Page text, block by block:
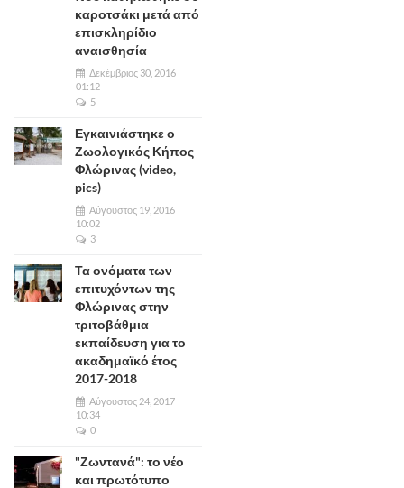
καροτσάκι μετά από
επισκληρίδιο
αναισθησία
Δεκέμβριος 30, 2016
01:12
5
Εγκαινιάστηκε ο
Ζωολογικός Κήπος
Φλώρινας (video,
pics)
Αύγουστος 19, 2016
10:02
3
Τα ονόματα των
επιτυχόντων της
Φλώρινας στην
τριτοβάθμια
εκπαίδευση για το
ακαδημαϊκό έτος
2017-2018
Αύγουστος 24, 2017
10:34
0
"Ζωντανά": το νέο
και πρωτότυπο